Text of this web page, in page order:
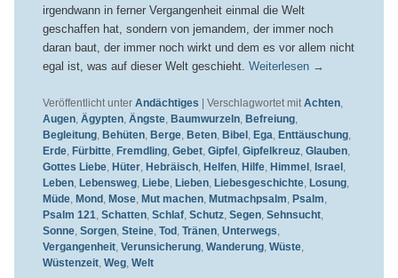
irgendwann in ferner Vergangenheit einmal die Welt
geschaffen hat, sondern von jemandem, der immer noch
daran baut, der immer noch wirkt und dem es vor allem nicht
egal ist, was auf dieser Welt geschieht. Weiterlesen →
Veröffentlicht unter Andächtiges | Verschlagwortet mit Achten,
Augen, Ägypten, Ängste, Baumwurzeln, Befreiung,
Begleitung, Behüten, Berge, Beten, Bibel, Ega Enttäuschung,
Erde, Fürbitte, Fremdling, Gebet, Gipfel, Gipfelkreuz, Glauben,
Gottes Liebe, Hüter, Hebräisch, Helfen, Hilfe, Himmel, Israel,
Leben, Lebensweg, Liebe, Lieben, Liebesgeschichte, Losung,
Müde, Mond, Mose, Mut machen, Mutmachpsalm Psalm
Psalm 121 Schatten, Schlaf, Schutz, Segen, Sehnsucht,
Sonne, Sorgen, Steine, Tod, Tränen, Unterwegs
Vergangenheit, Verunsicherung, Wanderung, Wüste,
Wüstenzeit, Weg, Welt